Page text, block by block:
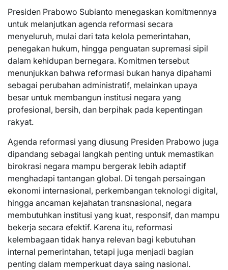
Presiden Prabowo Subianto menegaskan komitmennya
untuk melanjutkan agenda reformasi secara
menyeluruh, mulai dari tata kelola pemerintahan,
penegakan hukum, hingga penguatan supremasi sipil
dalam kehidupan bernegara. Komitmen tersebut
menunjukkan bahwa reformasi bukan hanya dipahami
sebagai perubahan administratif, melainkan upaya
besar untuk membangun institusi negara yang
profesional, bersih, dan berpihak pada kepentingan
rakyat.
Agenda reformasi yang diusung Presiden Prabowo juga
dipandang sebagai langkah penting untuk memastikan
birokrasi negara mampu bergerak lebih adaptif
menghadapi tantangan global. Di tengah persaingan
ekonomi internasional, perkembangan teknologi digital,
hingga ancaman kejahatan transnasional, negara
membutuhkan institusi yang kuat, responsif, dan mampu
bekerja secara efektif. Karena itu, reformasi
kelembagaan tidak hanya relevan bagi kebutuhan
internal pemerintahan, tetapi juga menjadi bagian
penting dalam memperkuat daya saing nasional.